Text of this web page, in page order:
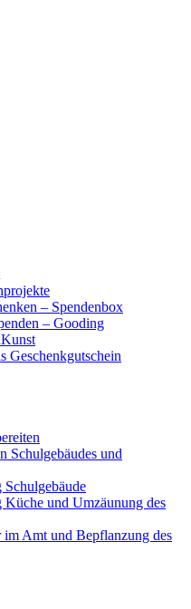
– Spendenbox
– Gooding
Geschenkgutschein
Schulgebäudes und
Schulgebäude
Küche und Umzäunung des
im Amt und Bepflanzung des